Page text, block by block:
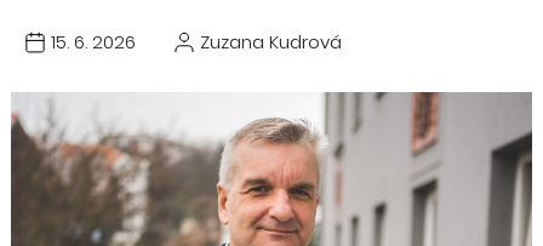
15. 6. 2026 Zuzana Kudrová